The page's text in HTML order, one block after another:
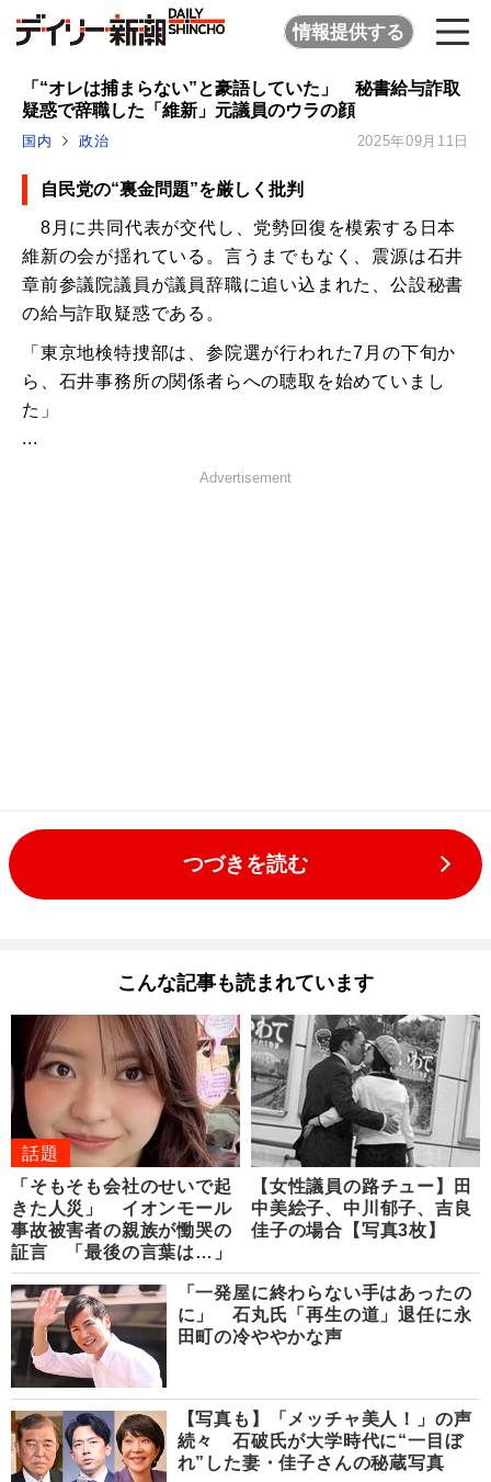
情報提供する
「“オレは捕まらない”と豪語していた」 秘書給与詐取
疑惑で辞職した「維新」元議員のウラの顔
国内 政治 2025年09月11日
自民党の“裏金問題”を厳しく批判
8月に共同代表が交代し、党勢回復を模索する日本
維新の会が揺れている。言うまでもなく、震源は石井
章前参議院議員が議員辞職に追い込まれた、公設秘書
の給与詐取疑惑である。
「東京地検特捜部は、参院選が行われた7月の下旬か
ら、石井事務所の関係者らへの聴取を始めていまし
た」
...
Advertisement
つづきを読む
こんな記事も読まれています
話題
「そもそも会社のせいで起
きた人災」 イオンモール
事故被害者の親族が慟哭の
証言 「最後の言葉は…」
【女性議員の路チュー】田
中美絵子、中川郁子、吉良
佳子の場合【写真3枚】
「一発屋に終わらない手はあったの
に」 石丸氏「再生の道」退任に永
田町の冷ややかな声
【写真も】「メッチャ美人！」の声
続々 石破氏が大学時代に“一目ぼ
れ”した妻・佳子さんの秘蔵写真